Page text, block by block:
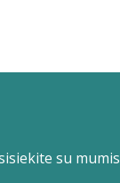
su mumis